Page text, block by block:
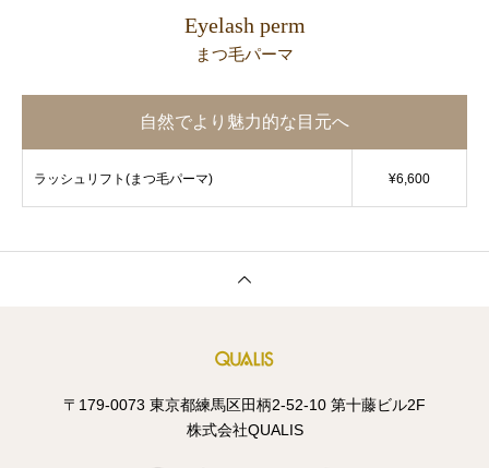
Eyelash perm
まつ毛パーマ
自然でより魅力的な目元へ
ラッシュリフト(まつ毛パーマ) ¥6,600
〒179-0073 東京都練馬区田柄2-52-10 第十藤ビル2F
株式会社QUALIS